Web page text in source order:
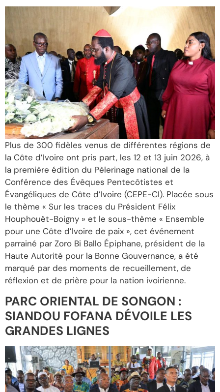
Plus de 300 fidèles venus de différentes régions de
la Côte d’Ivoire ont pris part, les 12 et 13 juin 2026, à
la première édition du Pèlerinage national de la
Conférence des Évêques Pentecôtistes et
Évangéliques de Côte d’Ivoire (CEPE-CI). Placée sous
le thème « Sur les traces du Président Félix
Houphouët-Boigny » et le sous-thème « Ensemble
pour une Côte d’Ivoire de paix », cet événement
parrainé par Zoro Bi Ballo Épiphane, président de la
Haute Autorité pour la Bonne Gouvernance, a été
marqué par des moments de recueillement, de
réflexion et de prière pour la nation ivoirienne.
PARC ORIENTAL DE SONGON :
SIANDOU FOFANA DÉVOILE LES
GRANDES LIGNES